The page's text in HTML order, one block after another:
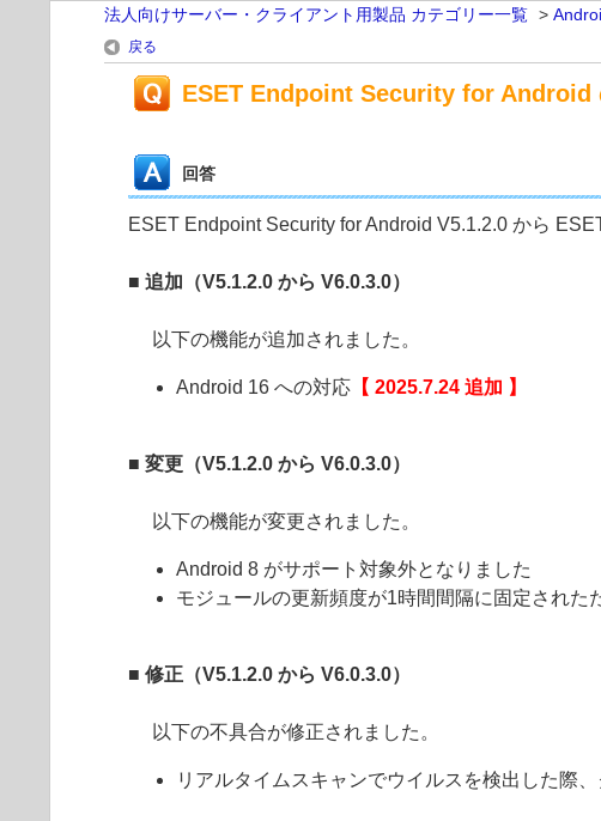
法人向けサーバー・クライアント用製品 カテゴリー一覧 >
戻る
ESET Endpoint Security for Android
回答
ESET Endpoint Security for Android V5.1.2.0 から
■ 追加（V5.1.2.0 から V6.0.3.0）
以下の機能が追加されました。
Android 16 への対応 【 2025.7.24 追加 】
■ 変更（V5.1.2.0 から V6.0.3.0）
以下の機能が変更されました。
Android 8 がサポート対象外となりました
モジュールの更新頻度が1時間間隔に固定され
■ 修正（V5.1.2.0 から V6.0.3.0）
以下の不具合が修正されました。
リアルタイムスキャンでウイルスを検出した際